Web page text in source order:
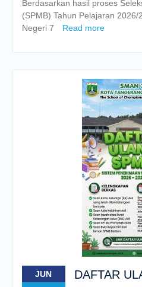
Berdasarkan hasil proses
(SPMB) Tahun Pelajaran
Negeri 7
Read more
JUN
DAFTAR